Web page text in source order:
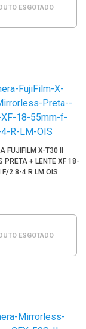
ESGOTADO
FUJIFILM X-T30 II
PRETA + LENTE XF 18-
F/2.8-4 R LM OIS
ESGOTADO